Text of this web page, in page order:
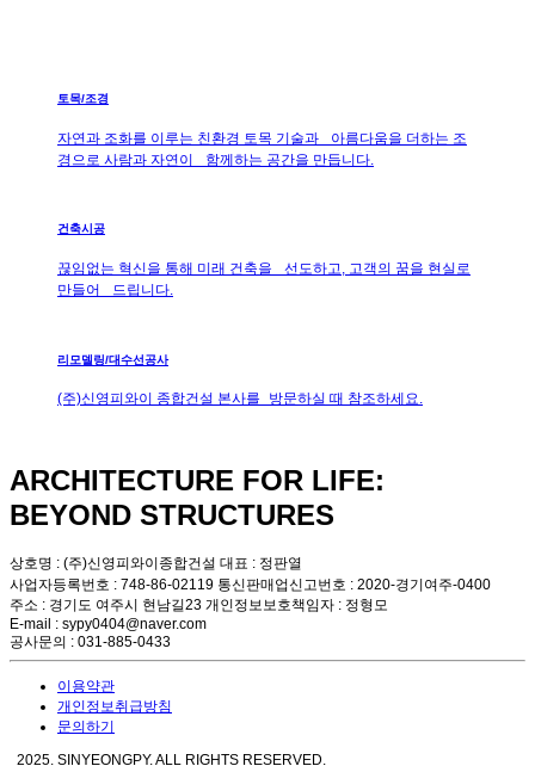
토목/조경
자연과 조화를 이루는 친환경 토목 기술과 아름다움을 더하는 조
경으로 사람과 자연이 함께하는 공간을 만듭니다.
건축시공
끊임없는 혁신을 통해 미래 건축을 선도하고, 고객의 꿈을 현실로
만들어 드립니다.
리모델링/대수선공사
(주)신영피와이 종합건설 본사를 방문하실 때 참조하세요.
ARCHITECTURE FOR LIFE:
BEYOND STRUCTURES
상호명 : (주)신영피와이종합건설 대표 : 정판열
사업자등록번호 : 748-86-02119 통신판매업신고번호 : 2020-경기여주-0400
주소 : 경기도 여주시 현남길23 개인정보보호책임자 : 정형모
E-mail : sypy0404@naver.com
공사문의 : 031-885-0433
이용약관
개인정보취급방침
문의하기
2025. SINYEONGPY. ALL RIGHTS RESERVED.